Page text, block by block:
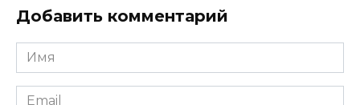
Добавить комментарий
Имя
*
Email